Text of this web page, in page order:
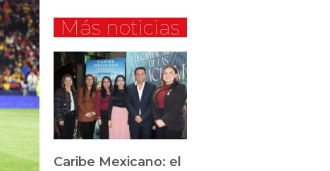
Más noticias
Caribe Mexicano: el